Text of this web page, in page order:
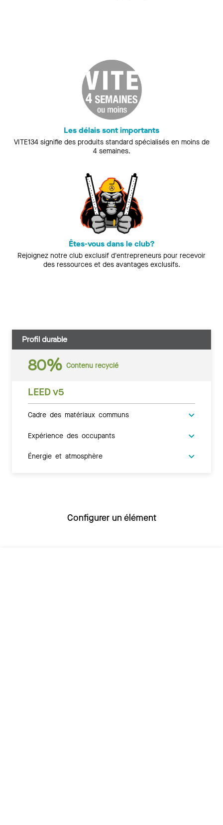
Les délais sont importants
VITE134 signifie des produits standard spécialisés en moins de
4 semaines.
Êtes-vous dans le club?
Rejoignez notre club exclusif d'entrepreneurs pour recevoir
des ressources et des avantages exclusifs.
Profil durable
80% Contenu recyclé
LEED v5
Cadre des matériaux communs
Expérience des occupants
Énergie et atmosphère
Configurer un élément